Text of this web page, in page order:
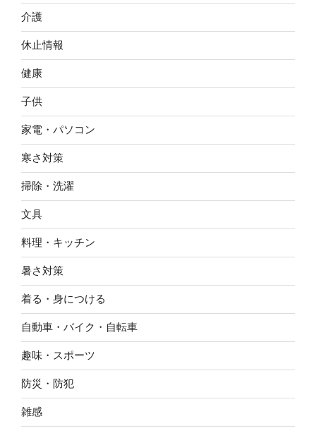
介護
休止情報
健康
子供
家電・パソコン
寒さ対策
掃除・洗濯
文具
料理・キッチン
暑さ対策
着る・身につける
自動車・バイク・自転車
趣味・スポーツ
防災・防犯
雑感